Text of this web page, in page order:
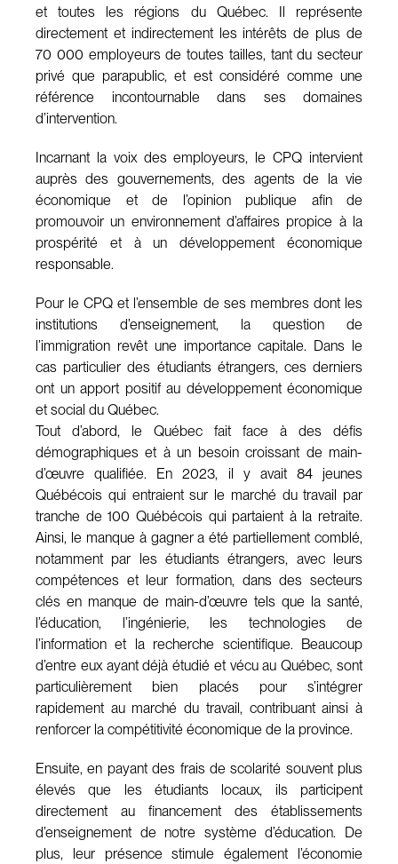
et toutes les régions du Québec. Il représente
directement et indirectement les intérêts de plus de
70 000 employeurs de toutes tailles, tant du secteur
privé que parapublic, et est considéré comme une
référence incontournable dans ses domaines
d’intervention.
Incarnant la voix des employeurs, le CPQ intervient
auprès des gouvernements, des agents de la vie
économique et de l’opinion publique afin de
promouvoir un environnement d’affaires propice à la
prospérité et à un développement économique
responsable.
Pour le CPQ et l’ensemble de ses membres dont les
institutions d’enseignement, la question de
l’immigration revêt une importance capitale. Dans le
cas particulier des étudiants étrangers, ces derniers
ont un apport positif au développement économique
et social du Québec.
Tout d’abord, le Québec fait face à des défis
démographiques et à un besoin croissant de main-
d’œuvre qualifiée. En 2023, il y avait 84 jeunes
Québécois qui entraient sur le marché du travail par
tranche de 100 Québécois qui partaient à la retraite.
Ainsi, le manque à gagner a été partiellement comblé,
notamment par les étudiants étrangers, avec leurs
compétences et leur formation, dans des secteurs
clés en manque de main-d’œuvre tels que la santé,
l’éducation, l’ingénierie, les technologies de
l’information et la recherche scientifique. Beaucoup
d’entre eux ayant déjà étudié et vécu au Québec, sont
particulièrement bien placés pour s’intégrer
rapidement au marché du travail, contribuant ainsi à
renforcer la compétitivité économique de la province.
Ensuite, en payant des frais de scolarité souvent plus
élevés que les étudiants locaux, ils participent
directement au financement des établissements
d’enseignement de notre système d’éducation. De
plus, leur présence stimule également l’économie